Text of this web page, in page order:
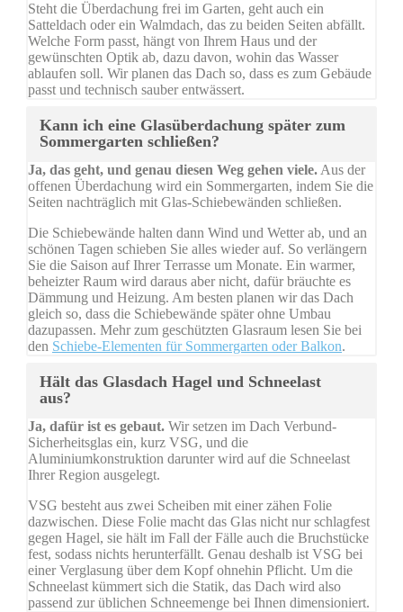
Steht die Überdachung frei im Garten, geht auch ein
Satteldach oder ein Walmdach, das zu beiden Seiten abfällt.
Welche Form passt, hängt von Ihrem Haus und der
gewünschten Optik ab, dazu davon, wohin das Wasser
ablaufen soll. Wir planen das Dach so, dass es zum Gebäude
passt und technisch sauber entwässert.
Kann ich eine Glasüberdachung später zum
Sommergarten schließen?
Ja, das geht, und genau diesen Weg gehen viele. Aus der
offenen Überdachung wird ein Sommergarten, indem Sie die
Seiten nachträglich mit Glas-Schiebewänden schließen.
Die Schiebewände halten dann Wind und Wetter ab, und an
schönen Tagen schieben Sie alles wieder auf. So verlängern
Sie die Saison auf Ihrer Terrasse um Monate. Ein warmer,
beheizter Raum wird daraus aber nicht, dafür bräuchte es
Dämmung und Heizung. Am besten planen wir das Dach
gleich so, dass die Schiebewände später ohne Umbau
dazupassen. Mehr zum geschützten Glasraum lesen Sie bei
den Schiebe-Elementen für Sommergarten oder Balkon.
Hält das Glasdach Hagel und Schneelast
aus?
Ja, dafür ist es gebaut. Wir setzen im Dach Verbund-
Sicherheitsglas ein, kurz VSG, und die
Aluminiumkonstruktion darunter wird auf die Schneelast
Ihrer Region ausgelegt.
VSG besteht aus zwei Scheiben mit einer zähen Folie
dazwischen. Diese Folie macht das Glas nicht nur schlagfest
gegen Hagel, sie hält im Fall der Fälle auch die Bruchstücke
fest, sodass nichts herunterfällt. Genau deshalb ist VSG bei
einer Verglasung über dem Kopf ohnehin Pflicht. Um die
Schneelast kümmert sich die Statik, das Dach wird also
passend zur üblichen Schneemenge bei Ihnen dimensioniert.